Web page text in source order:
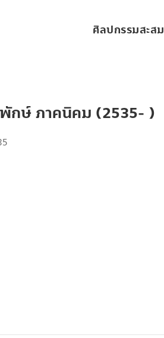
ศิลปกรรมสะสม
กษ์ ภาคนิคม (2535- )